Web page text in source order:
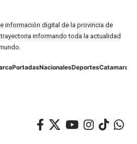
información digital de la provincia de
informando toda la actualidad
PortadasNacionalesDeportesCatamarca